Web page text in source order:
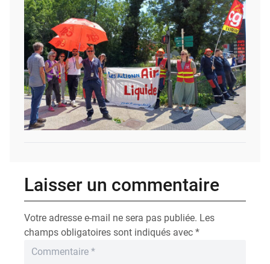
Laisser un commentaire
Votre adresse e-mail ne sera pas publiée. Les
champs obligatoires sont indiqués avec *